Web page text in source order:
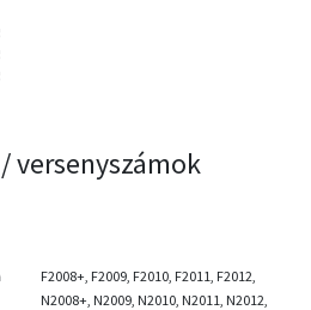
versenyszámok
F2008+, F2009, F2010, F2011, F2012,
N2008+, N2009, N2010, N2011, N2012,